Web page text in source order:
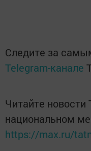
Следите за
Telegram-канале
Читайте новости
национальном
https://max.ru/